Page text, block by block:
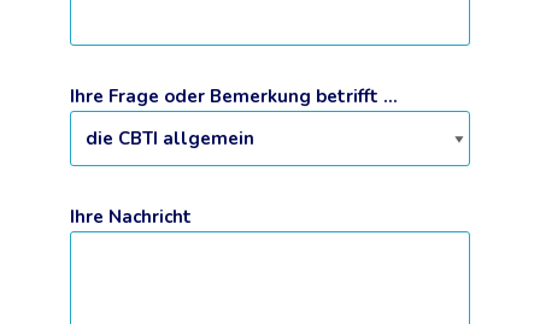
Ihre Frage oder Bemerkung betrifft ...
Ihre Nachricht